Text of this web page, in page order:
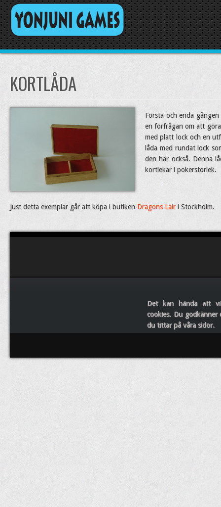
KORTLÅDA
Första och enda
en förfrågan om att
med platt lock och en
låda med rundat lock
den här också. Denna
kortlekar i pokerstorlek.
Just detta exemplar går att köpa i butiken Dragons Lair i Stockholm.
Det kan hända att vi
cookies. Du godkänner
du tittar på våra sidor.